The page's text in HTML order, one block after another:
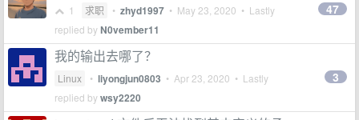
1 求职 • zhyd1997 • May 23, 2020 • Lastly
replied byN0vember11
47
我的输出去哪了？
Linux • liyongjun0803 • Apr 23, 2020 • Lastly
replied bywsy2220
3